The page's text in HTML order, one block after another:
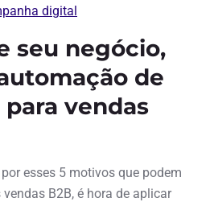
digital
seu negócio,
de
vendas
esses 5 motivos que podem
B2B, é hora de aplicar